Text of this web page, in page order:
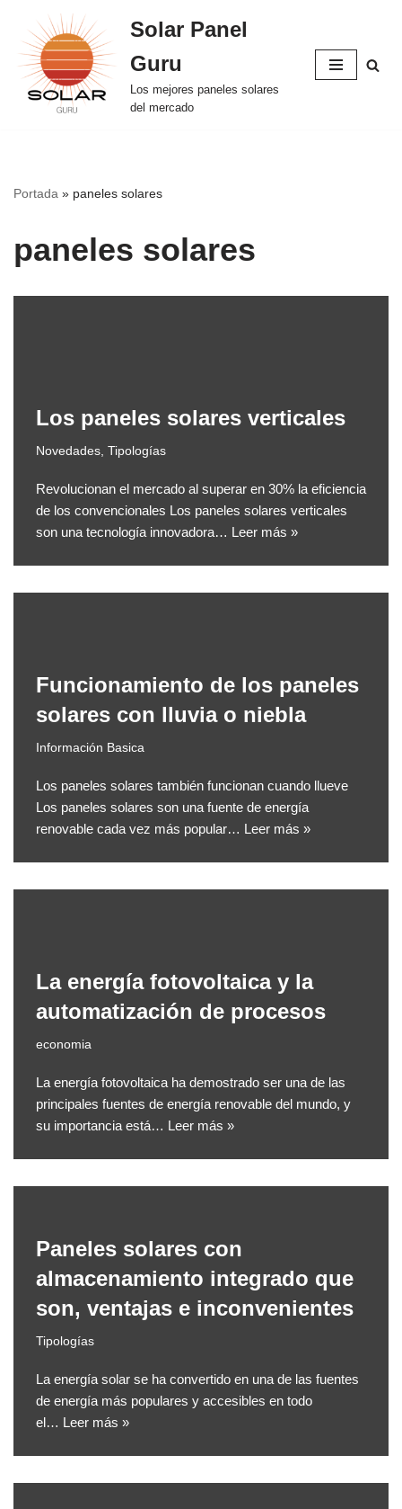
Saltar
al
contenido
Solar Panel
Guru
Los mejores paneles solares
del mercado
Portada » paneles solares
paneles solares
Los paneles solares verticales
Novedades, Tipologías
Revolucionan el mercado al superar en 30% la eficiencia
de los convencionales Los paneles solares verticales
son una tecnología innovadora… Leer más »
Funcionamiento de los paneles
solares con lluvia o niebla
Información Basica
Los paneles solares también funcionan cuando llueve
Los paneles solares son una fuente de energía
renovable cada vez más popular… Leer más »
La energía fotovoltaica y la
automatización de procesos
economia
La energía fotovoltaica ha demostrado ser una de las
principales fuentes de energía renovable del mundo, y
su importancia está… Leer más »
Paneles solares con
almacenamiento integrado que
son, ventajas e inconvenientes
Tipologías
La energía solar se ha convertido en una de las fuentes
de energía más populares y accesibles en todo
el… Leer más »